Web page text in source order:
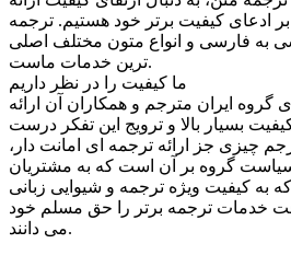
ادعای کیفیت برتر خود هستیم. ترجمه
به فارسی و انواع متون مختلف اصلی
ترین خدمات ماست.
ما کیفیت را در نظر داریم
گروه ایران مترجم و همکاران آن ارائه
بسیار بالا و ترویج این تفکر درست
چیزی جز ارائه ترجمه ای امانت دار،
گروه بر آن است که به مشتریان
به کیفیت ویژه ترجمه و شیوایی زبانی
خدمات ترجمه برتر را حق مسلم خود
می دانند.